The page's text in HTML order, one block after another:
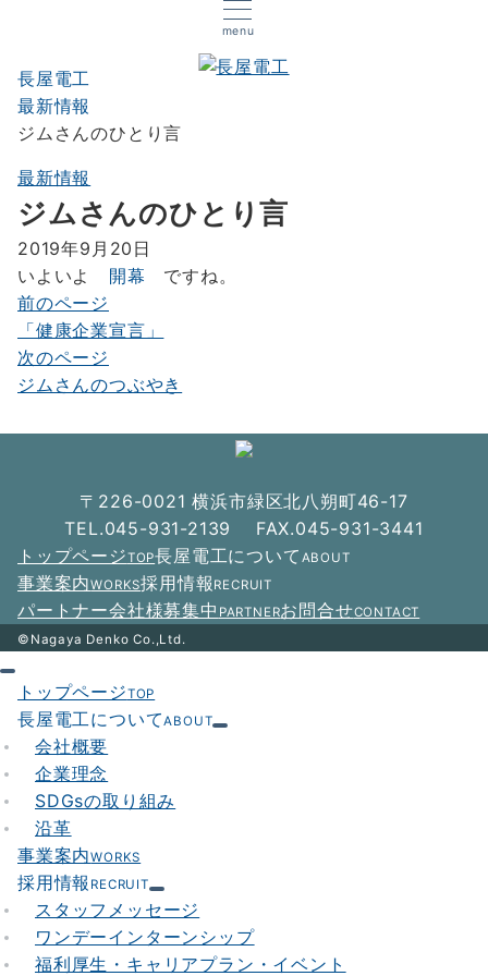
menu
長屋電工
最新情報
ジムさんのひとり言
最新情報
ジムさんのひとり言
2019年9月20日
いよいよ 開幕 ですね。
投
稿
ナ
ョ
ン
前のページ
「健康企業宣言」
次のページ
ジムさんのつぶやき
〒226-0021 横浜市緑区北八朔町46-17
TEL.045-931-2139 FAX.045-931-3441
トップページTOP長屋電工について ABOUT
事業案内WORKS採用情報 RECRUIT
パートナー会社様募集中 PARTNERお問合せCONTACT
©Nagaya Denko Co.,Ltd.
トップページTOP
長屋電工についてABOUT
会社概要
企業理念
SDGsの取り組み
沿革
事業案内WORKS
採用情報 RECRUIT
スタッフメッセージ
ワンデーインターンシップ
福利厚生・キャリアプラン・イベント